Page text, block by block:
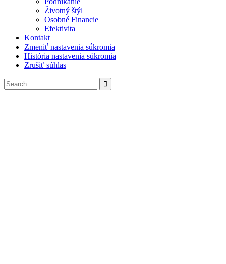
Životný štýl
Osobné Financie
Efektivita
Kontakt
Zmeniť nastavenia súkromia
História nastavenia súkromia
Zrušiť súhlas